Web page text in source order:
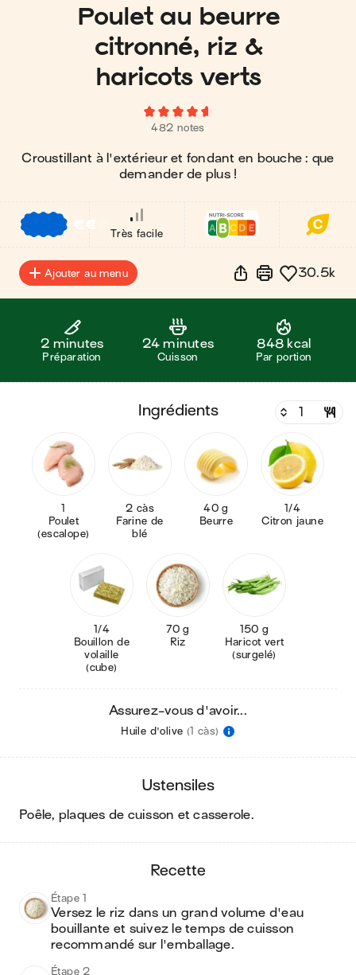
Poulet au beurre
citronné, riz &
haricots verts
482 notes
Croustillant à l'extérieur et fondant en bouche : que
demander de plus !
€€
Très facile
Ajouter au menu 30.5k
2 minutes
Préparation
24 minutes
Cuisson
848 kcal
Par portion
ingrédients
1
Poulet
(escalope)
2 càs
Farine de
blé
40 g
Beurre
1/4
Citron jaune
1/4
Bouillon de
volaille
(cube)
70 g
Riz
150 g
Haricot vert
(surgelé)
Assurez-vous d'avoir...
Huile d'olive (1 càs)
ustensiles
poêle, plaques de cuisson et casserole.
recette
Étape 1
Versez le riz dans un grand volume d'eau
bouillante et suivez le temps de cuisson
recommandé sur l'emballage.
Étape 2